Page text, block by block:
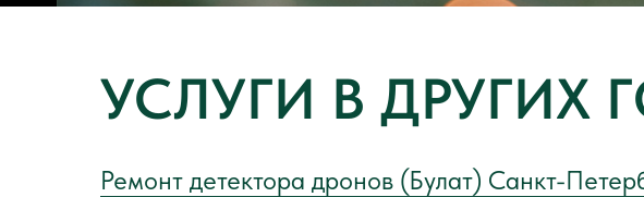
Ремонт детектора дронов (Булат) Санкт-
УСЛУГИ В ДРУГИХ